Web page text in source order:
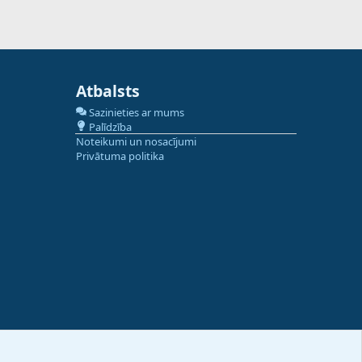
Atbalsts
Sazinieties ar mums
Palīdzība
Noteikumi un nosacījumi
Privātuma politika